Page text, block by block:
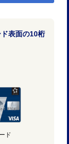
表面の10桁
ド